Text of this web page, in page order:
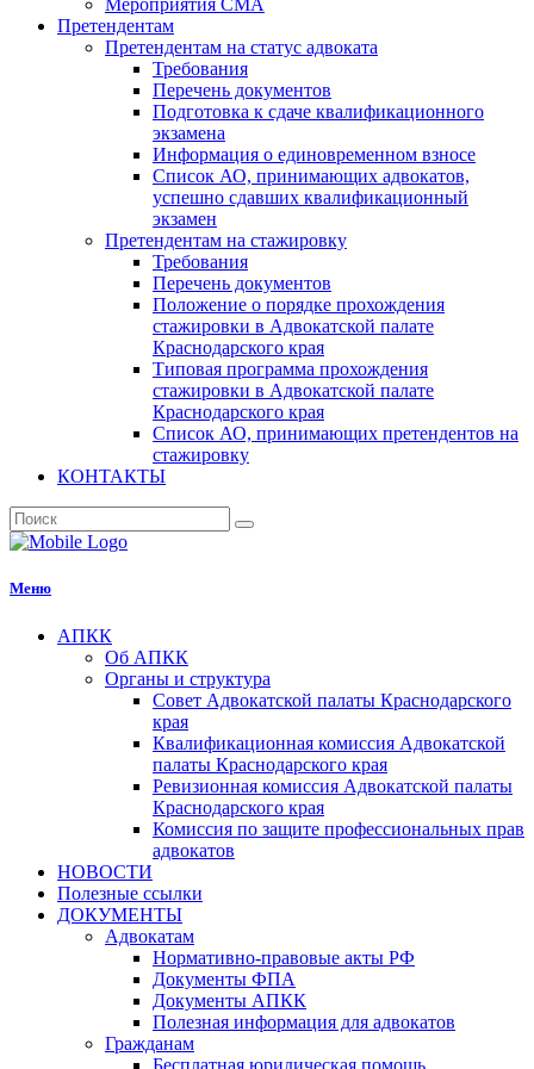
Мероприятия СМА
Претендентам
Претендентам на статус адвоката
Требования
Перечень документов
Подготовка к сдаче квалификационного
экзамена
Информация о единовременном взносе
Список АО, принимающих адвокатов,
успешно сдавших квалификационный
экзамен
Претендентам на стажировку
Требования
Перечень документов
Положение о порядке прохождения
стажировки в Адвокатской палате
Краснодарского края
Типовая программа прохождения
стажировки в Адвокатской палате
Краснодарского края
Список АО, принимающих претендентов на
стажировку
КОНТАКТЫ
Меню
АПКК
Об АПКК
Органы и структура
Совет Адвокатской палаты Краснодарского
края
Квалификационная комиссия Адвокатской
палаты Краснодарского края
Ревизионная комиссия Адвокатской палаты
Краснодарского края
Комиссия по защите профессиональных прав
адвокатов
НОВОСТИ
Полезные ссылки
ДОКУМЕНТЫ
Адвокатам
Нормативно-правовые акты РФ
Документы ФПА
Документы АПКК
Полезная информация для адвокатов
Гражданам
Бесплатная юридическая помощь